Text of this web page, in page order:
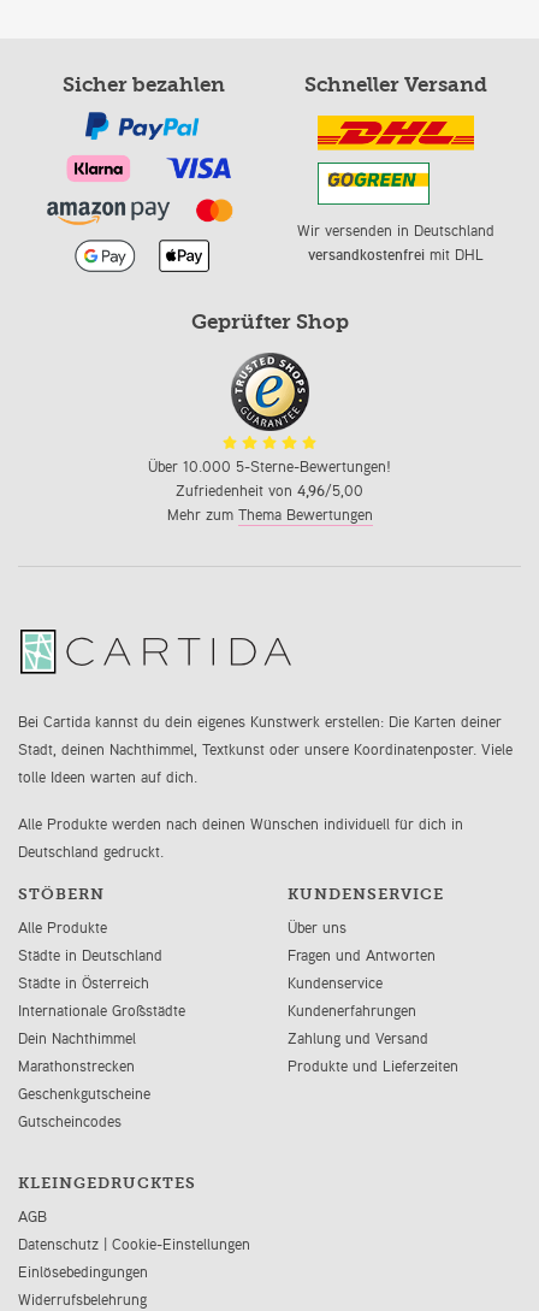
Sicher bezahlen Schneller Versand
Wir versenden in Deutschland
versandkostenfreimit DHL
Geprüfter Shop
Über 10.000 5-Sterne-Bewertungen!
Zufriedenheit von 4,96/5,00
Mehr zum Thema Bewertungen
Bei Cartida kannst du dein eigenes Kunstwerk erstellen: Die Karten deiner
Stadt, deinen Nachthimmel, Textkunst oder unsere Koordinatenposter. Viele
tolle Ideen warten auf dich.
Alle Produkte werden nach deinen Wünschen individuell für dich in
Deutschland gedruckt.
STÖBERN
Alle Produkte
Städte in Deutschland
Städte in Österreich
Internationale Großstädte
Dein Nachthimmel
Marathonstrecken
Geschenkgutscheine
Gutscheincodes
KUNDENSERVICE
Über uns
Fragen und Antworten
Kundenservice
Kundenerfahrungen
Zahlung und Versand
Produkte und Lieferzeiten
KLEINGEDRUCKTES
AGB
Datenschutz | Cookie-Einstellungen
Einlösebedingungen
Widerrufsbelehrung